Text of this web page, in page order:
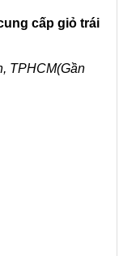
cấp giỏ trái
TPHCM(Gần